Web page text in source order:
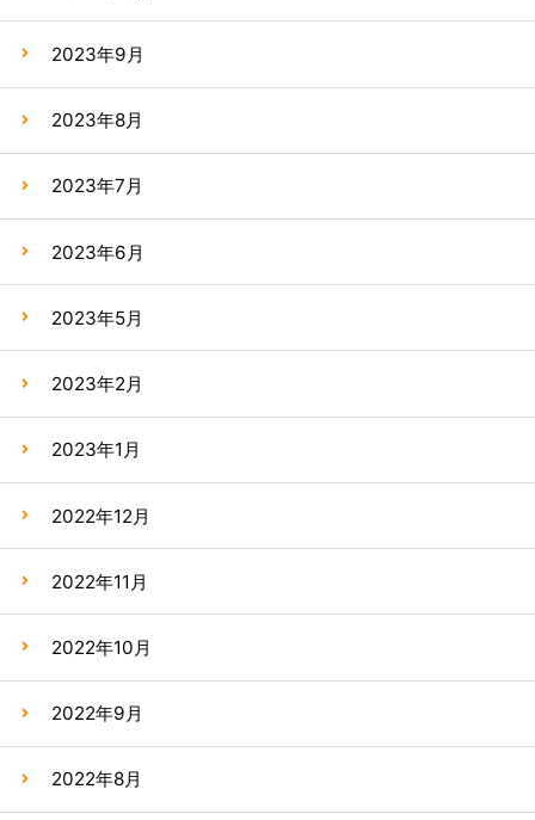
2023年9月
2023年8月
2023年7月
2023年6月
2023年5月
2023年2月
2023年1月
2022年12月
2022年11月
2022年10月
2022年9月
2022年8月